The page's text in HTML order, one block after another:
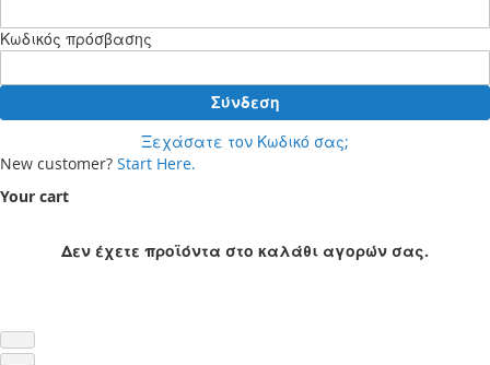
Κωδικός πρόσβασης
Σύνδεση
Ξεχάσατε τον Κωδικό σας;
New customer? Start Here.
Your cart
Δεν έχετε προϊόντα στο καλάθι αγορών σας.